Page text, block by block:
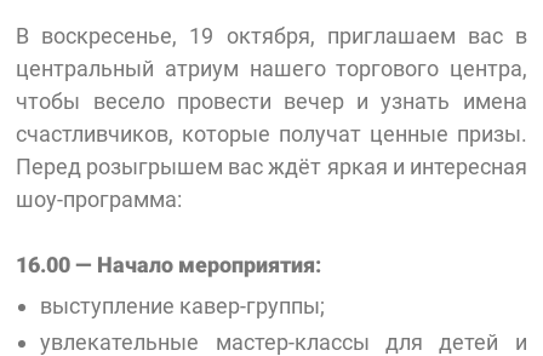
В воскресенье, 19 октября, приглашаем вас в
центральный атриум нашего торгового центра,
чтобы весело провести вечер и узнать имена
счастливчиков, которые получат ценные призы.
Перед розыгрышем вас ждёт яркая и интересная
шоу-программа:
16.00 — Начало мероприятия:
выступление кавер-группы;
увлекательные мастер-классы для детей и